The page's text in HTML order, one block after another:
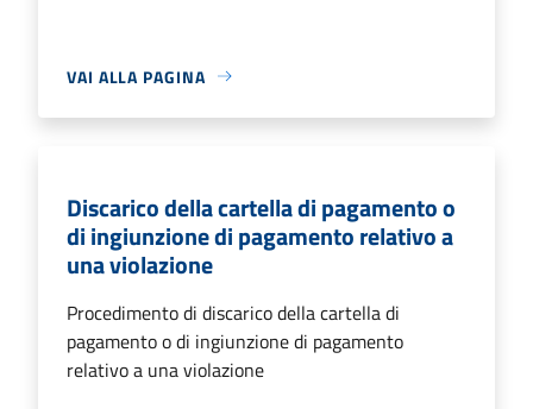
VAI ALLA PAGINA
Discarico della cartella di pagamento o
di ingiunzione di pagamento relativo a
una violazione
Procedimento di discarico della cartella di
pagamento o di ingiunzione di pagamento
relativo a una violazione